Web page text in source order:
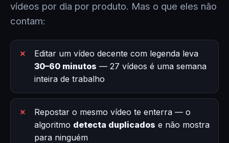
vídeos por dia por produto. Mas o que eles não
contam:
Editar um vídeo decente com legenda leva
30–60 minutos — 27 vídeos é uma semana
inteira de trabalho
Repostar o mesmo vídeo te enterra — o
algoritmo detecta duplicados e não mostra
para ninguém